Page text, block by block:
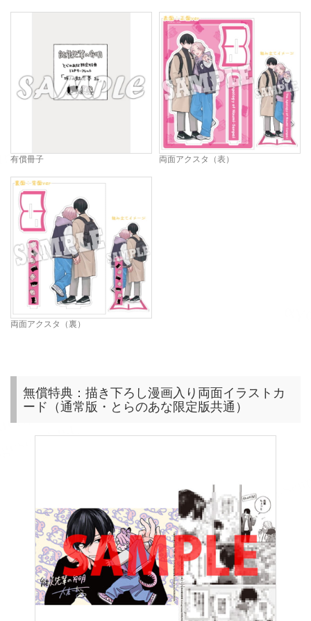
有償冊子 両面アクスタ（表）
両面アクスタ（裏）
無償特典：描き下ろし漫画入り両面イラストカ
ード（通常版・とらのあな限定版共通）